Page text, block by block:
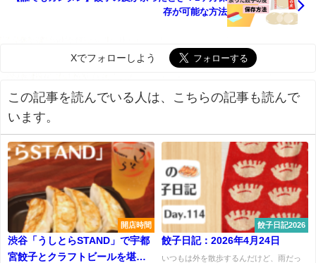
存が可能な方法
Xでフォローしよう
この記事を読んでいる人は、こちらの記事も読んで
います。
開店時間
渋谷「うしとらSTAND」で宇都
宮餃子とクラフトビールを堪
餃子日記2026
餃子日記：2026年4月24日
いつもは外を散歩するんだけど、雨だっ